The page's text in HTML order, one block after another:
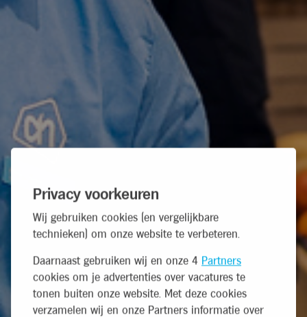
Privacy voorkeuren
Wij gebruiken cookies (en vergelijkbare
technieken) om onze website te verbeteren.
Daarnaast gebruiken wij en onze 4 Partners
cookies om je advertenties over vacatures te
tonen buiten onze website. Met deze cookies
verzamelen wij en onze Partners informatie over